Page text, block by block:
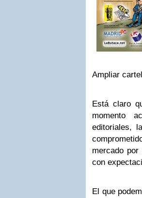
Ampliar cartel
Está claro
momento
editoriales,
mercado
con
El que